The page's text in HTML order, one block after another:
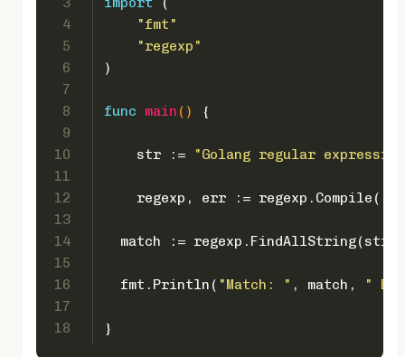
4
5
6
7
8
9
10
11
12
13
14
15
16
17
18
"fmt"
"regexp"
)
func main () {
    str :=
"Golang regular
    regexp, err := regexp.Compile(
  match := regexp.FindAllString(str,
  fmt.Println(
"Match: " , match, "
}